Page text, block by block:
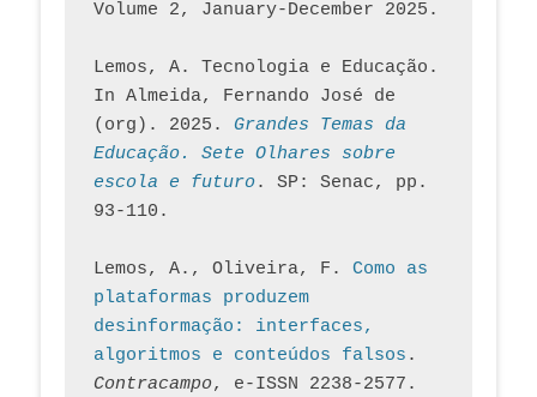
Volume 2, January-December 2025.
Lemos, A. Tecnologia e Educação.
In Almeida, Fernando José de
(org). 2025. Grandes Temas da
Educação. Sete Olhares sobre
escola e futuro. SP: Senac, pp.
93-110.
Lemos, A., Oliveira, F. Como as
plataformas produzem
desinformação: interfaces,
algoritmos e conteúdos falsos
Contracampo, e-ISSN 2238-2577.